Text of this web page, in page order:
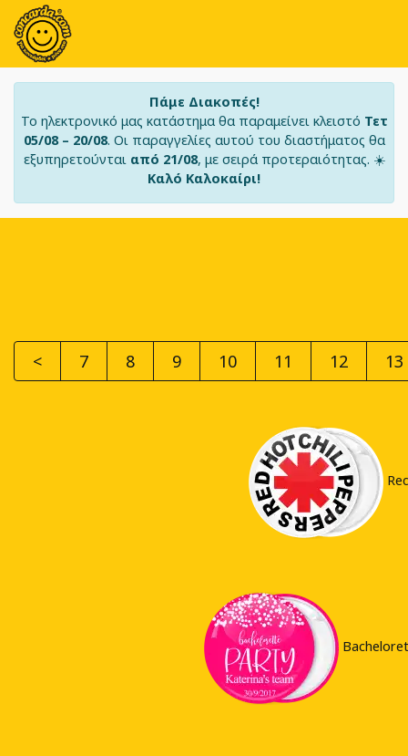
Πάμε Διακοπές!
Το ηλεκτρονικό μας κατάστημα θα παραμείνει κλειστό Τετ
05/08 – 20/08. Οι παραγγελίες αυτού του διαστήματος θα
εξυπηρετούνται από 21/08, με σειρά προτεραιότητας. ☀️
Καλό Καλοκαίρι!
< 7 8 9 10 11 12 13